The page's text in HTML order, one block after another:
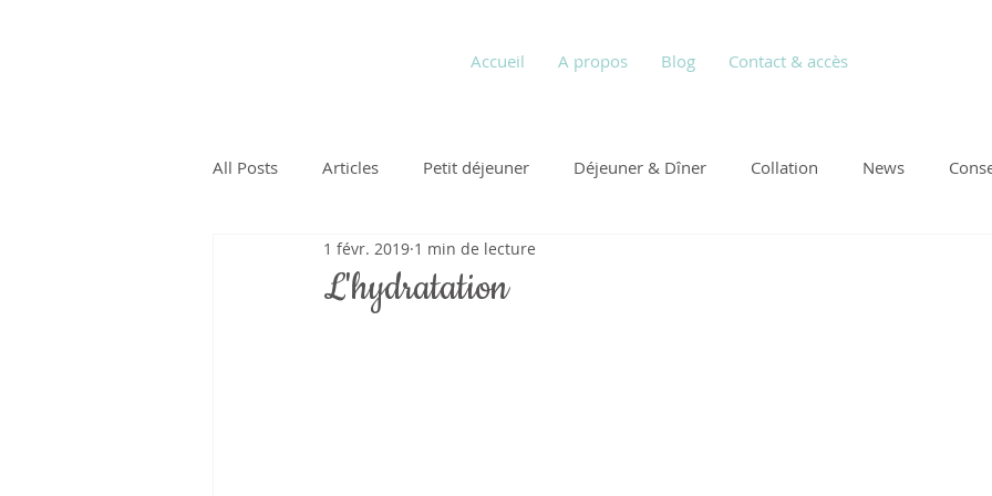
Accueil A propos Blog Contact & accès
All Posts Articles Petit déjeuner Déjeuner & Dîner Collation News
L'hydratation
1 févr. 2019 1 min de lecture